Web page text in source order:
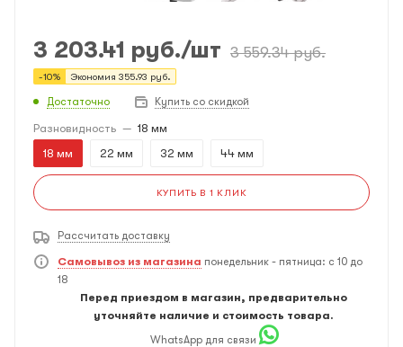
3 203.41 руб./шт 3 559.34руб.
-10% Экономия 355.93 руб.
Достаточно Купить со скидкой
Разновидность — 18 мм
18 мм
22 мм 32 мм 44 мм
КУПИТЬ В 1 КЛИК
Рассчитать доставку
Самовывоз из магазина понедельник - пятница: с 10 до
18
Перед приездом в магазин, предварительно
уточняйте наличие и стоимость товара.
WhatsApp для связи